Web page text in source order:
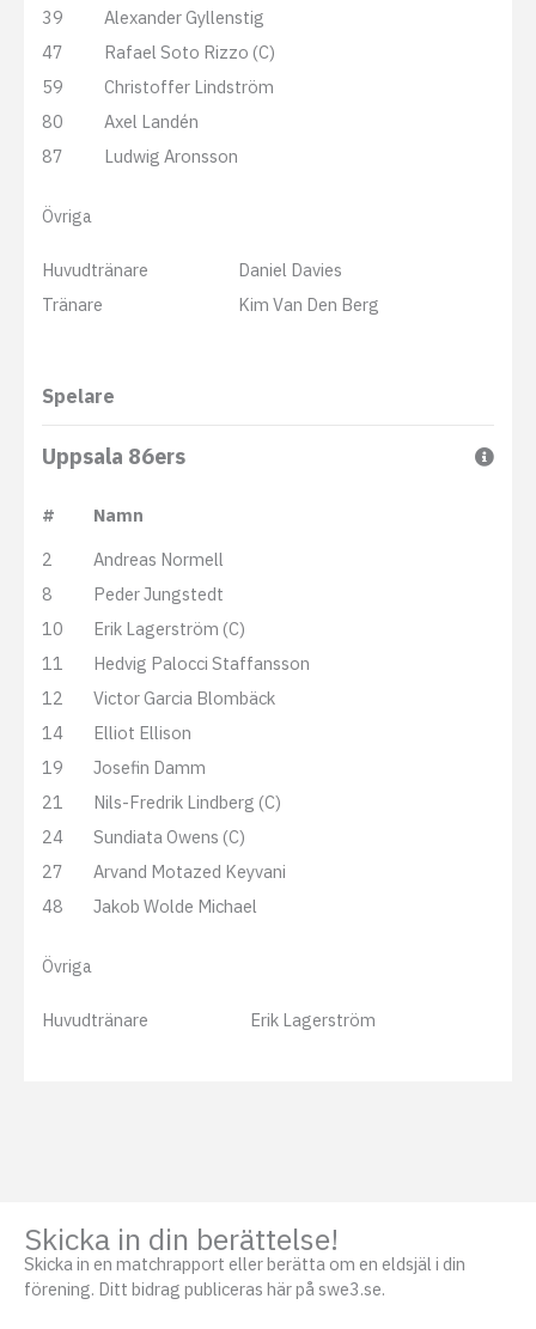
39
Alexander Gyllenstig
47
Rafael Soto Rizzo (C)
59
Christoffer Lindström
80
Axel Landén
87
Ludwig Aronsson
Övriga
Huvudtränare
Daniel Davies
Tränare
Kim Van Den Berg
Spelare
Uppsala 86ers
#
Namn
2
Andreas Normell
8
Peder Jungstedt
10
Erik Lagerström (C)
11
Hedvig Palocci Staffansson
12
Victor Garcia Blombäck
14
Elliot Ellison
19
Josefin Damm
21
Nils-Fredrik Lindberg (C)
24
Sundiata Owens (C)
27
Arvand Motazed Keyvani
48
Jakob Wolde Michael
Övriga
Huvudtränare Erik Lagerström
Skicka in din berättelse!
Skicka in en matchrapport eller berätta om en eldsjäl i din
förening. Ditt bidrag publiceras här på swe3.se.